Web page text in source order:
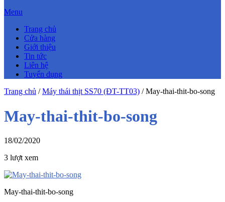
Menu
Trang chủ
Cửa hàng
Giới thiệu
Tin tức
Liên hệ
Tuyển dụng
Trang chủ /Máy thái thịt SS70 (ĐT-TT03) /May-thai-thit-bo-song
May-thai-thit-bo-song
18/02/2020
3 lượt xem
May-thai-thit-bo-song